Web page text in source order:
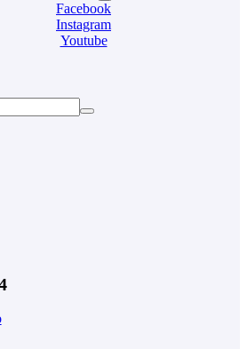
Facebook
Instagram
Youtube